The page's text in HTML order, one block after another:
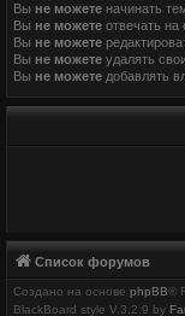
Вы не можете начинать
Вы не можете отвечать на
Вы не можете
Вы не можете удалять
Вы не можете добавлять
Список форумов
Создано на основе phpBB®
BlackBoard style V.3.2.9 by